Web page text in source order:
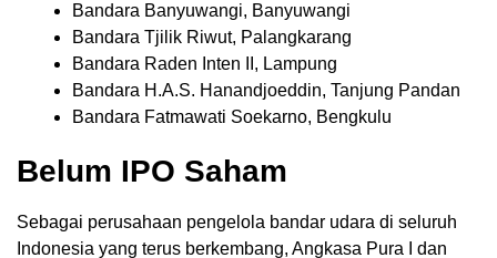
Bandara Banyuwangi, Banyuwangi
Bandara Tjilik Riwut, Palangkarang
Bandara Raden Inten II, Lampung
Bandara H.A.S. Hanandjoeddin, Tanjung Pandan
Bandara Fatmawati Soekarno, Bengkulu
Belum IPO Saham
Sebagai perusahaan pengelola bandar udara di seluruh
Indonesia yang terus berkembang, Angkasa Pura I dan